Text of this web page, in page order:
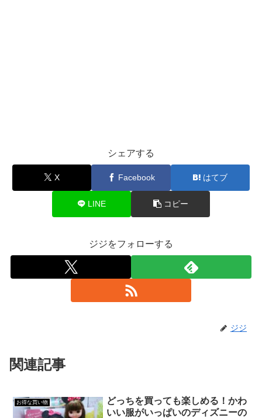
シェアする
X Facebook はてブ
LINE コピー
ジジをフォローする
ジジ
関連記事
お得な買い物
どっちを買っても楽しめる！かわ
いい服がいっぱいのディズニーの